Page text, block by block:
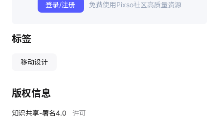
登录/注册 免费使用Pixso社区高质量资源
标签
移动设计
版权信息
知识共享-署名4.0 许可